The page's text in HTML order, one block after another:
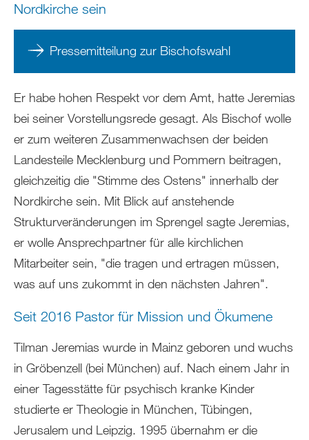
Nordkirche sein
Pressemitteilung zur Bischofswahl
Er habe hohen Respekt vor dem Amt, hatte Jeremias
bei seiner Vorstellungsrede gesagt. Als Bischof wolle
er zum weiteren Zusammenwachsen der beiden
Landesteile Mecklenburg und Pommern beitragen,
gleichzeitig die "Stimme des Ostens" innerhalb der
Nordkirche sein. Mit Blick auf anstehende
Strukturveränderungen im Sprengel sagte Jeremias,
er wolle Ansprechpartner für alle kirchlichen
Mitarbeiter sein, "die tragen und ertragen müssen,
was auf uns zukommt in den nächsten Jahren".
Seit 2016 Pastor für Mission und Ökumene
Tilman Jeremias wurde in Mainz geboren und wuchs
in Gröbenzell (bei München) auf. Nach einem Jahr in
einer Tagesstätte für psychisch kranke Kinder
studierte er Theologie in München, Tübingen,
Jerusalem und Leipzig. 1995 übernahm er die